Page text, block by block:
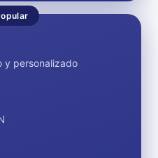
y personalizado